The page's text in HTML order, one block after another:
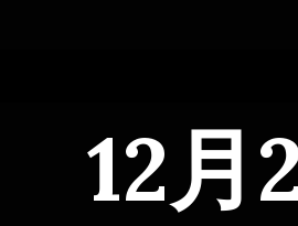
12月